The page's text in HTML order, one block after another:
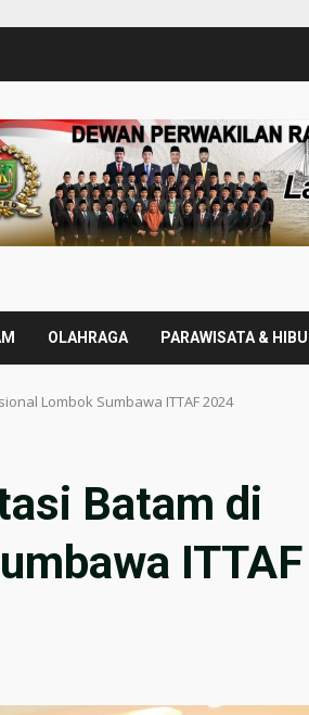
OLAHRAGA PARAWISATA &
Lombok Sumbawa ITTAF 2024
Batam di
ITTAF